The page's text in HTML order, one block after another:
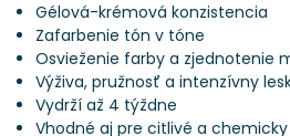
Gélová-krémová konzistencia
Zafarbenie tón v tóne
Osvieženie farby a zjednotenie
Výživa, pružnosť a intenzívny
Vydrží až 4 týždne
Vhodné aj pre citlivé a